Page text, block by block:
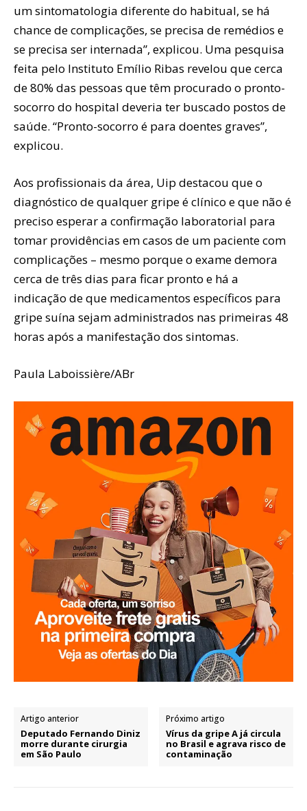
um sintomatologia diferente do habitual, se há
chance de complicações, se precisa de remédios e
se precisa ser internada”, explicou. Uma pesquisa
feita pelo Instituto Emílio Ribas revelou que cerca
de 80% das pessoas que têm procurado o pronto-
socorro do hospital deveria ter buscado postos de
saúde. “Pronto-socorro é para doentes graves”,
explicou.
Aos profissionais da área, Uip destacou que o
diagnóstico de qualquer gripe é clínico e que não é
preciso esperar a confirmação laboratorial para
tomar providências em casos de um paciente com
complicações – mesmo porque o exame demora
cerca de três dias para ficar pronto e há a
indicação de que medicamentos específicos para
gripe suína sejam administrados nas primeiras 48
horas após a manifestação dos sintomas.
Paula Laboissière/ABr
Artigo anterior
Deputado Fernando Diniz
morre durante cirurgia
em São Paulo
Próximo artigo
Vírus da gripe A já circula
no Brasil e agrava risco de
contaminação